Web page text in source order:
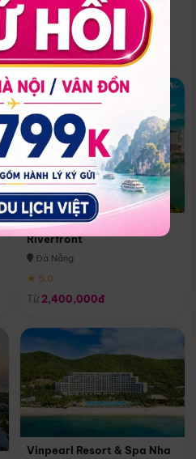
Quoc
Phú Quốc
★ 5.0
Melia Vinpearl Danang
Riverfront
Đà Nẵng
★ 5.0
Từ 2,400,000đ
Vinpearl Resort & Spa Nha